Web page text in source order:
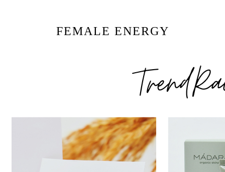
FEMALE ENERGY